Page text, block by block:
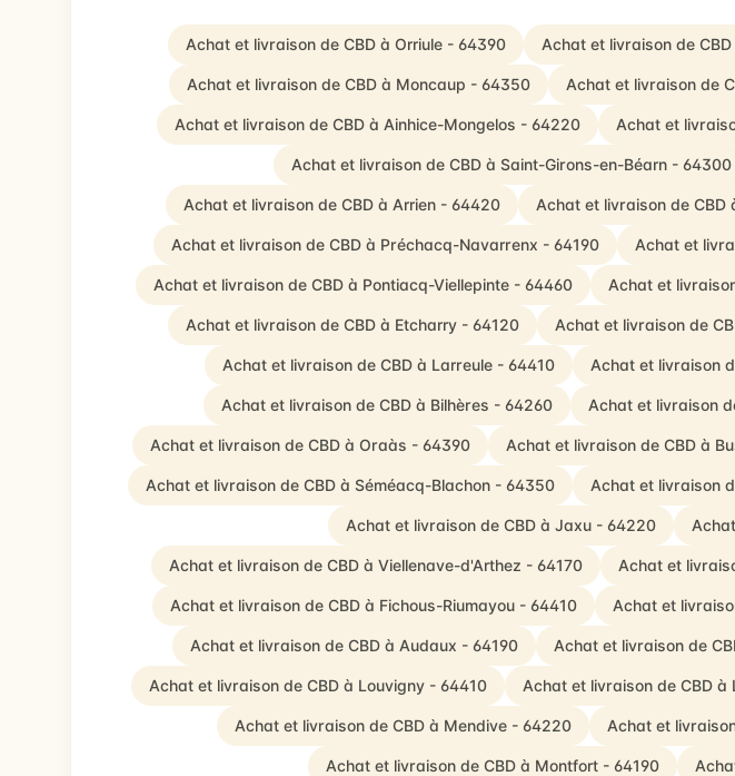
Achat et livraison de CBD à Orriule - 64390 Achat et livraison de
Achat et livraison de CBD à Moncaup - 64350 Achat et livraison de
Achat et livraison de CBD à Ainhice-Mongelos - 64220 Achat et
Achat et livraison de CBD à Saint-Girons-en-Béarn - 64300
Achat et livraison de CBD à Arrien - 64420 Achat et livraison de CBD
Achat et livraison de CBD à Préchacq-Navarrenx - 64190 Achat et
Achat et livraison de CBD à Pontiacq-Viellepinte - 64460 Achat et
Achat et livraison de CBD à Etcharry - 64120 Achat et livraison de
Achat et livraison de CBD à Larreule - 64410 Achat et livraison
Achat et livraison de CBD à Bilhères - 64260 Achat et livraison
Achat et livraison de CBD à Oraàs - 64390 Achat et livraison de CBD à
Achat et livraison de CBD à Séméacq-Blachon - 64350 Achat et livraison
Achat et livraison de CBD à Jaxu - 64220
Achat et livraison de CBD à Viellenave-d'Arthez - 64170 Achat et
Achat et livraison de CBD à Fichous-Riumayou - 64410 Achat et
Achat et livraison de CBD à Audaux - 64190 Achat et livraison de
Achat et livraison de CBD à Louvigny - 64410 Achat et livraison de CBD
Achat et livraison de CBD à Mendive - 64220 Achat et
Achat et livraison de CBD à Montfort - 64190